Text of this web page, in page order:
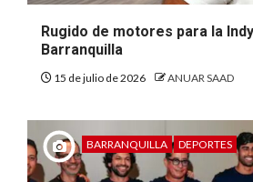
Rugido de motores para la
Barranquilla
15 de julio de 2026 ANUAR SAAD
BARRANQUILLA DEPORTES